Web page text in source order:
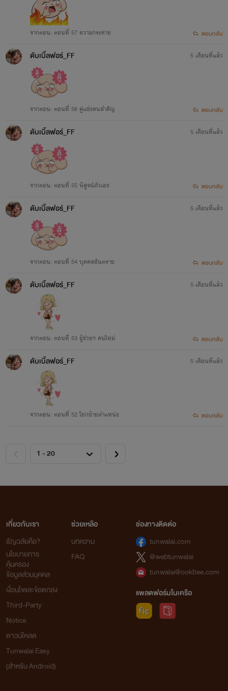
จากตอน: ตอนที่ 57 ความกระหาย ตอบกลับ
ดับเบิ้ลฟอร์_FF
จากตอน: ตอนที่ 56 คู่แข่งคนสำคัญ
5 เดือนที่แล้ว
ตอบกลับ
ดับเบิ้ลฟอร์_FF
จากตอน: ตอนที่ 55 พิสูจน์ตัวเอง
5 เดือนที่แล้ว
ตอบกลับ
ดับเบิ้ลฟอร์_FF
จากตอน: ตอนที่ 54 บุคคลอันตราย
5 เดือนที่แล้ว
ตอบกลับ
ดับเบิ้ลฟอร์_FF
จากตอน: ตอนที่ 53 ผู้ช่วยฯ คนใหม่
5 เดือนที่แล้ว
ตอบกลับ
ดับเบิ้ลฟอร์_FF
จากตอน: ตอนที่ 52 โยกย้ายตำแหน่ง
5 เดือนที่แล้ว
ตอบกลับ
เกี่ยวกับเรา
ธัญวลัยคือ?
นโยบายการ
คุ้มครอง
ข้อมูลส่วนบุคคล
เงื่อนไขและข้อตกลง
Third-Party
Notice
ดาวน์โหลด
Tunwalai Easy
(สำหรับ Android)
ช่วยเหลือ
บทความ
FAQ
ช่องทางติดต่อ
tunwalai.com
@webtunwalai
tunwalai@ookbee.com
แพลตฟอร์มในเครือ